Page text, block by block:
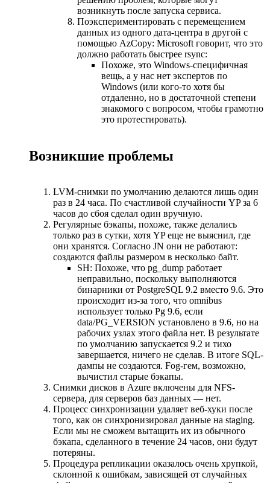
возникнуть после запуска сервиса.
Поэкспериментировать с перемещением
данных из одного дата-центра в другой с
помощью AzCopy: Microsoft говорит, что это
должно работать быстрее rsync:
Похоже, это Windows-специфичная
вещь, а у нас нет экспертов по
Windows (или кого-то хотя бы
отдаленно, но в достаточной степени
знакомого с вопросом, чтобы грамотно
это протестировать).
Возникшие проблемы
LVM-снимки по умолчанию делаются лишь один
раз в 24 часа. По счастливой случайности YP за 6
часов до сбоя сделал один вручную.
Регулярные бэкапы, похоже, также делались
только раз в сутки, хотя YP еще не выяснил, где
они хранятся. Согласно JN они не работают:
создаются файлы размером в несколько байт.
SH: Похоже, что pg_dump работает
неправильно, поскольку выполняются
бинарники от PostgreSQL 9.2 вместо 9.6. Это
происходит из-за того, что omnibus
использует только Pg 9.6, если
data/PG_VERSION установлено в 9.6, но на
рабочих узлах этого файла нет. В результате
по умолчанию запускается 9.2 и тихо
завершается, ничего не сделав. В итоге SQL-
дампы не создаются. Fog-гем, возможно,
вычистил старые бэкапы.
Снимки дисков в Azure включены для NFS-
сервера, для серверов баз данных — нет.
Процесс синхронизации удаляет веб-хуки после
того, как он синхронизировал данные на staging.
Если мы не сможем вытащить их из обычного
бэкапа, сделанного в течение 24 часов, они будут
потеряны.
Процедура репликации оказалось очень хрупкой,
склонной к ошибкам, зависящей от случайных